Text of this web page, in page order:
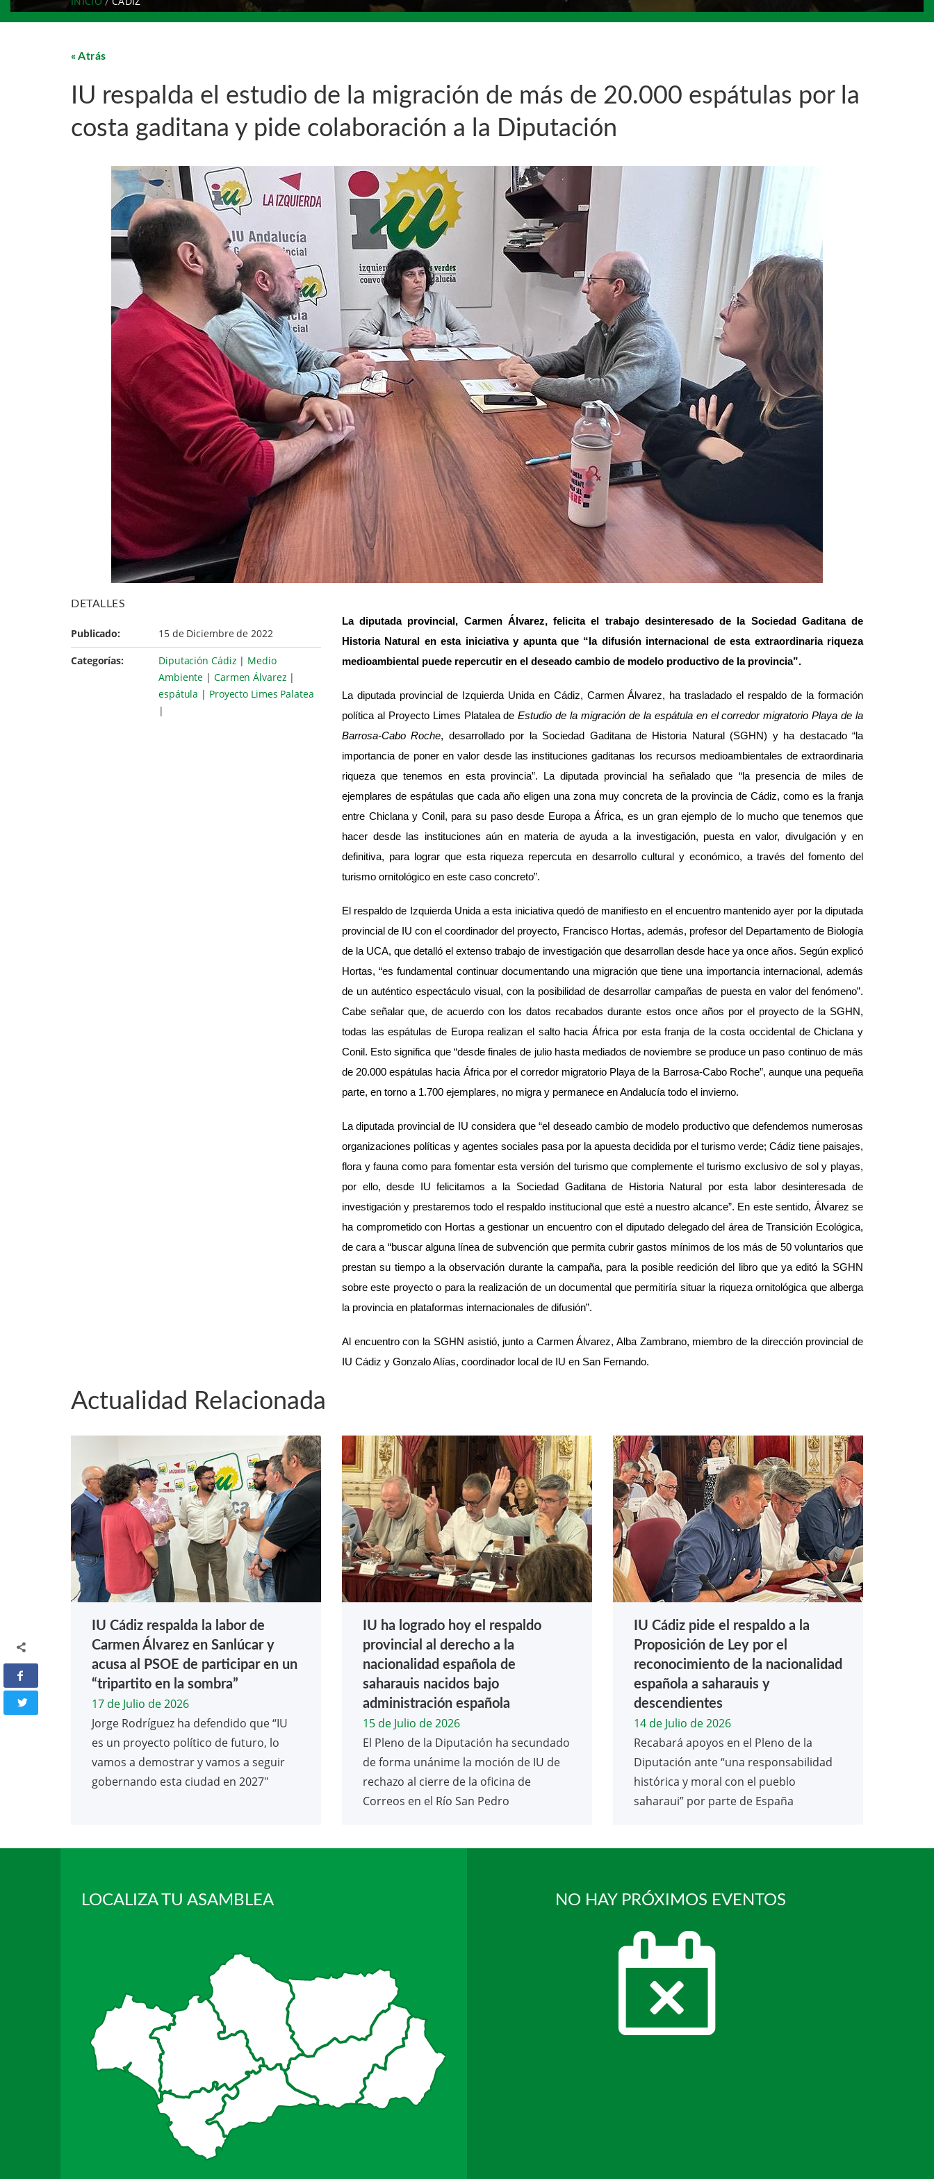
Atrás
IU respalda el estudio de la migración de más de 20.000 espátulas por la
costa gaditana y pide colaboración a la Diputación
DETALLES
Publicado: 15 de Diciembre de 2022
Categorías: Diputación Cádiz | Medio
Ambiente | Carmen Álvarez |
espátula | Proyecto Limes Palatea
|
La diputada provincial, Carmen Álvarez, felicita el trabajo desinteresado de la Sociedad Gaditana de
Historia Natural en esta iniciativa y apunta que “la difusión internacional de esta extraordinaria riqueza
medioambiental puede repercutir en el deseado cambio de modelo productivo de la provincia”.
La diputada provincial de Izquierda Unida en Cádiz, Carmen Álvarez, ha trasladado el respaldo de la formación
política al Proyecto Limes Platalea deEstudio de la migración de la espátula en el corredor migratorio Playa de la
Barrosa-Cabo Roche, desarrollado por la Sociedad Gaditana de Historia Natural (SGHN) y ha destacado “la
importancia de poner en valor desde las instituciones gaditanas los recursos medioambientales de extraordinaria
riqueza que tenemos en esta provincia”. La diputada provincial ha señalado que “la presencia de miles de
ejemplares de espátulas que cada año eligen una zona muy concreta de la provincia de Cádiz, como es la franja
entre Chiclana y Conil, para su paso desde Europa a África, es un gran ejemplo de lo mucho que tenemos que
hacer desde las instituciones aún en materia de ayuda a la investigación, puesta en valor, divulgación y en
definitiva, para lograr que esta riqueza repercuta en desarrollo cultural y económico, a través del fomento del
turismo ornitológico en este caso concreto”.
El respaldo de Izquierda Unida a esta iniciativa quedó de manifiesto en el encuentro mantenido ayer por la diputada
provincial de IU con el coordinador del proyecto, Francisco Hortas, además, profesor del Departamento de Biología
de la UCA, que detalló el extenso trabajo de investigación que desarrollan desde hace ya once años. Según explicó
Hortas, “es fundamental continuar documentando una migración que tiene una importancia internacional, además
de un auténtico espectáculo visual, con la posibilidad de desarrollar campañas de puesta en valor del fenómeno”.
Cabe señalar que, de acuerdo con los datos recabados durante estos once años por el proyecto de la SGHN,
todas las espátulas de Europa realizan el salto hacia África por esta franja de la costa occidental de Chiclana y
Conil. Esto significa que “desde finales de julio hasta mediados de noviembre se produce un paso continuo de más
de 20.000 espátulas hacia África por el corredor migratorio Playa de la Barrosa-Cabo Roche”, aunque una pequeña
parte, en torno a 1.700 ejemplares, no migra y permanece en Andalucía todo el invierno.
La diputada provincial de IU considera que “el deseado cambio de modelo productivo que defendemos numerosas
organizaciones políticas y agentes sociales pasa por la apuesta decidida por el turismo verde; Cádiz tiene paisajes,
flora y fauna como para fomentar esta versión del turismo que complemente el turismo exclusivo de sol y playas,
por ello, desde IU felicitamos a la Sociedad Gaditana de Historia Natural por esta labor desinteresada de
investigación y prestaremos todo el respaldo institucional que esté a nuestro alcance”. En este sentido, Álvarez se
ha comprometido con Hortas a gestionar un encuentro con el diputado delegado del área de Transición Ecológica,
de cara a “buscar alguna línea de subvención que permita cubrir gastos mínimos de los más de 50 voluntarios que
prestan su tiempo a la observación durante la campaña, para la posible reedición del libro que ya editó la SGHN
sobre este proyecto o para la realización de un documental que permitiría situar la riqueza ornitológica que alberga
la provincia en plataformas internacionales de difusión”.
Al encuentro con la SGHN asistió, junto a Carmen Álvarez, Alba Zambrano, miembro de la dirección provincial de
IU Cádiz y Gonzalo Alías, coordinador local de IU en San Fernando.
Actualidad Relacionada
IU Cádiz respalda la labor de
Carmen Álvarez en Sanlúcar y
acusa al PSOE de participar en un
“tripartito en la sombra”
17 de Julio de 2026
Jorge Rodríguez ha defendido que “IU
es un proyecto político de futuro, lo
vamos a demostrar y vamos a seguir
gobernando esta ciudad en 2027"
IU ha logrado hoy el respaldo
provincial al derecho a la
nacionalidad española de
saharauis nacidos bajo
administración española
15 de Julio de 2026
El Pleno de la Diputación ha secundado
de forma unánime la moción de IU de
rechazo al cierre de la oficina de
Correos en el Río San Pedro
IU Cádiz pide el respaldo a la
Proposición de Ley por el
reconocimiento de la nacionalidad
española a saharauis y
descendientes
14 de Julio de 2026
Recabará apoyos en el Pleno de la
Diputación ante “una responsabilidad
histórica y moral con el pueblo
saharaui” por parte de España
LOCALIZA TU ASAMBLEA NO HAY PRÓXIMOS EVENTOS